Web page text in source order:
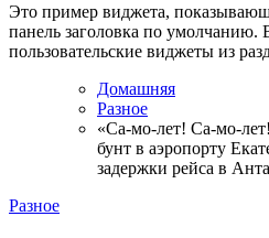
Это пример виджета,
панель заголовка по умолчанию.
пользовательские виджеты из
Домашняя
Разное
«Са-мо-лет! Са-мо-
бунт в аэропорту
задержки рейса в
Разное